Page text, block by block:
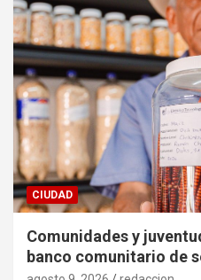
CIUDAD
Comunidades y
banco comunitario de